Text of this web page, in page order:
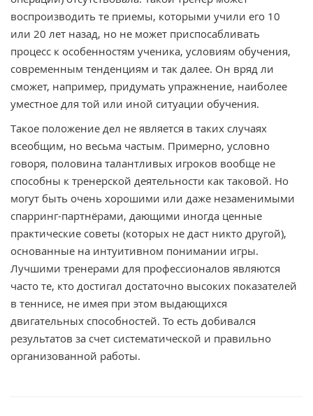
воспроизводить те приемы, которыми учили его 10
или 20 лет назад, но не может приспосабливать
процесс к особенностям ученика, условиям обучения,
современным тенденциям и так далее. Он вряд ли
сможет, например, придумать упражнение, наиболее
уместное для той или иной ситуации обучения.
Такое положение дел не является в таких случаях
всеобщим, но весьма частым. Примерно, условно
говоря, половина талантливых игроков вообще не
способны к тренерской деятельности как таковой. Но
могут быть очень хорошими или даже незаменимыми
спарринг-партнёрами, дающими иногда ценные
практические советы (которых не даст никто другой),
основанные на интуитивном понимании игры.
Лучшими тренерами для профессионалов являются
часто те, кто достигал достаточно высоких показателей
в теннисе, не имея при этом выдающихся
двигательных способностей. То есть добивался
результатов за счет систематической и правильно
организованной работы.